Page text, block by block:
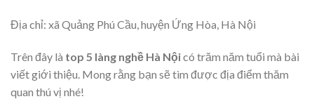
Địa chỉ: xã Quảng Phú Cầu, huyện Ứng Hòa, Hà Nội
Trên đây là top 5 làng nghề Hà Nộicó trăm năm tuổi mà bài
viết giới thiệu. Mong rằng bạn sẽ tìm được địa điểm thăm
quan thú vị nhé!